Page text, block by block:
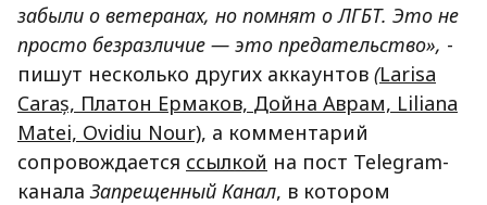
забыли о ветеранах, но помнят о ЛГБТ. Это не
просто безразличие — это предательство», -
пишут несколько других аккаунтов (Larisa
Caraș, Платон Ермаков, Дойна Аврам, Liliana
Matei, Ovidiu Nour), а комментарий
сопровождается ссылкой на пост Telegram-
каналаЗапрещенный Канал, в котором